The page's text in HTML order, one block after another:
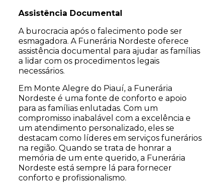
Assistência Documental
A burocracia após o falecimento pode ser
esmagadora. A Funerária Nordeste oferece
assistência documental para ajudar as famílias
a lidar com os procedimentos legais
necessários.
Em Monte Alegre do Piauí, a Funerária
Nordeste é uma fonte de conforto e apoio
para as famílias enlutadas. Com um
compromisso inabalável com a excelência e
um atendimento personalizado, eles se
destacam como líderes em serviços funerários
na região. Quando se trata de honrar a
memória de um ente querido, a Funerária
Nordeste está sempre lá para fornecer
conforto e profissionalismo.